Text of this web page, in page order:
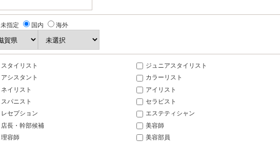
未指定 国内 海外
スタイリスト
ジュニアスタイリスト
アシスタント
カラーリスト
ネイリスト
アイリスト
スパニスト
セラピスト
レセプション
エステティシャン
店長・幹部候補
美容師
理容師
美容部員